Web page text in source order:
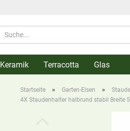
Keramik Terracotta Glas
Startseite » Garten-Eisen »
4X Staudenhalter halbrund stabil Breite